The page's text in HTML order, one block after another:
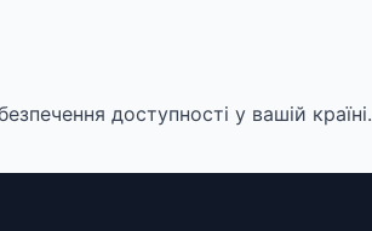
доступності у вашій країні.